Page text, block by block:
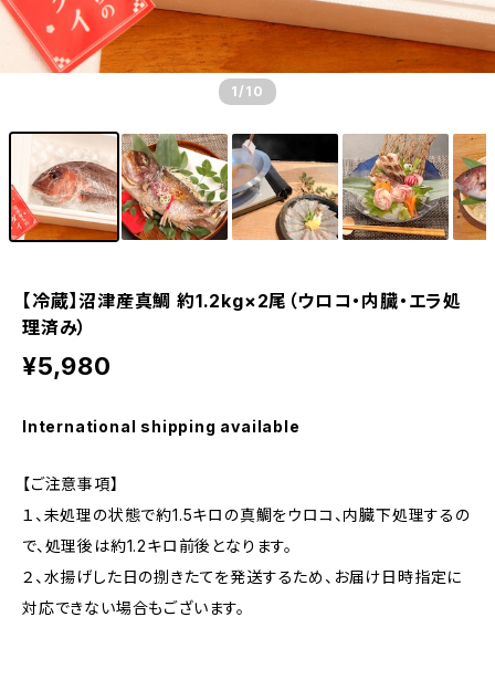
1 /10
【冷蔵】沼津産真鯛 約1.2kg×2尾（ウロコ・内臓・エラ処
理済み）
¥5,980
International shipping available
【ご注意事項】
１、未処理の状態で約1.5キロの真鯛をウロコ、内臓下処理するの
で、処理後は約1.2キロ前後となります。
２、水揚げした日の捌きたてを発送するため、お届け日時指定に
対応できない場合もございます。